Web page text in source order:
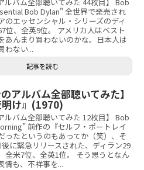
Bob Dylan" 全世界で発売され
のエッセンシャル・シリーズのディ
位、全英9位。 アメリカ人はベスト
あんまり買わないのかな。日本人は
わない...
記事を読む
のアルバム全部聴いてみた】
明け』(1970)
ルバム全部聴いてみた 12枚目】 Bob
前作の『セルフ・ポートレイ
ったというのもあってか（笑）、そ
に緊急リリースされた、ディラン29
全米7位、全英1位。 そう思うとなん
情も、不祥事を...